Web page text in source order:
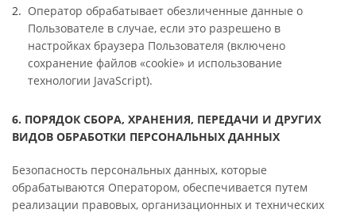
Оператор обрабатывает обезличенные данные о
Пользователе в случае, если это разрешено в
настройках браузера Пользователя (включено
сохранение файлов «cookie» и использование
технологии JavaScript).
6. ПОРЯДОК СБОРА, ХРАНЕНИЯ, ПЕРЕДАЧИ И ДРУГИХ
ВИДОВ ОБРАБОТКИ ПЕРСОНАЛЬНЫХ ДАННЫХ
Безопасность персональных данных, которые
обрабатываются Оператором, обеспечивается путем
реализации правовых, организационных и технических